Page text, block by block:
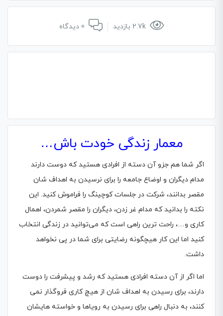
معمار زندگی خودت باش…
اگر شما هم جزو آن دسته از افرادی هستید که دوست دارند
مدام دیگران و اوضاع جامعه را برای نرسیدن به اهداف شان
مقصر بدانند، شرکت در جلسات کوچینگ را فراموش کنید. این
نکته را بدانید که مدام غر زدن، دیگران را مقصر شمردن، اهمال
کاری و…، راحت ترین راهی است که می‌توانید در زندگی انتخاب
کنید اما این کار هیچگونه رضایتی برای شما در پی نخواهد
داشت.
اما اگر از آن دسته افرادی هستید که رشد و پیشرفت را دوست
دارند، برای رسیدن به اهداف شان از هیچ کاری فروگذار نمی
کنند، به دنبال راهی برای رسیدن به رویاها و خواسته هایشان